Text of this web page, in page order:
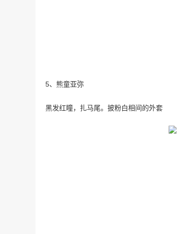
5、熊童亚弥
黑发红瞳，扎马尾。披粉白相间的外套